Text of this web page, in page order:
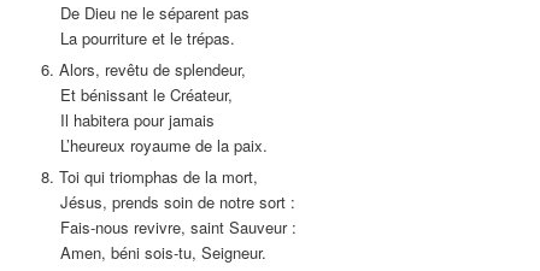
De Dieu ne le séparent pas
La pourriture et le trépas.
6. Alors, revêtu de splendeur,
Et bénissant le Créateur,
Il habitera pour jamais
L’heureux royaume de la paix.
8. Toi qui triomphas de la mort,
Jésus, prends soin de notre sort :
Fais-nous revivre, saint Sauveur :
Amen, béni sois-tu, Seigneur.